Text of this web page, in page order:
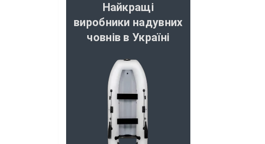
Освітлення
Акустика в човен
Лючки та люки
Покриття підлоги та
Транцеві плити
Трими, гідроліфти
Найкращі
виробники надувних
човнів в Україні